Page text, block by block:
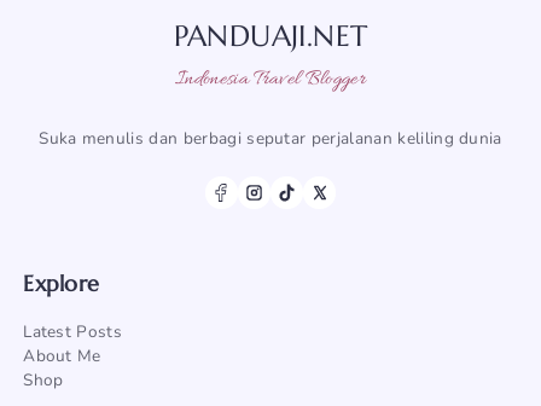
PANDUAJI.NET
Indonesia Travel Blogger
Suka menulis dan berbagi seputar perjalanan keliling dunia
Explore
Latest Posts
About Me
Shop